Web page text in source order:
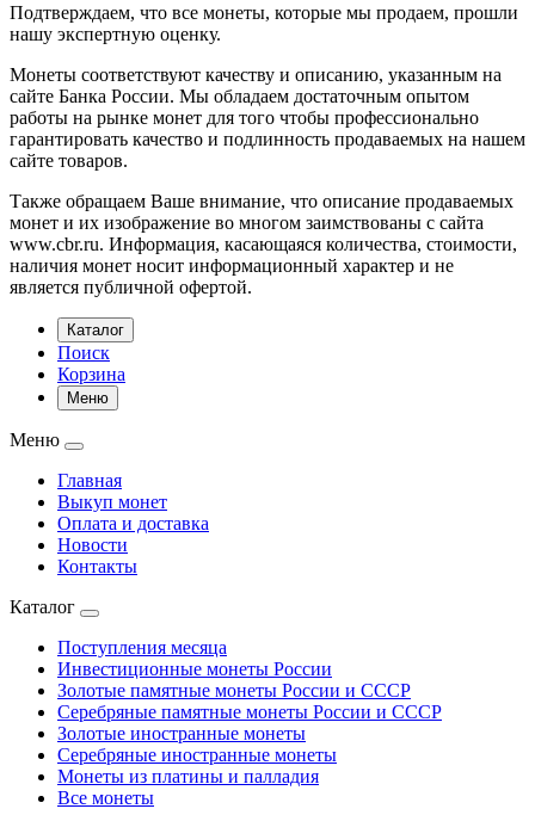
Подтверждаем, что все монеты, которые мы продаем, прошли
нашу экспертную оценку.
Монеты соответствуют качеству и описанию, указанным на
сайте Банка России. Мы обладаем достаточным опытом
работы на рынке монет для того чтобы профессионально
гарантировать качество и подлинность продаваемых на нашем
сайте товаров.
Также обращаем Ваше внимание, что описание продаваемых
монет и их изображение во многом заимствованы с сайта
www.cbr.ru. Информация, касающаяся количества, стоимости,
наличия монет носит информационный характер и не
является публичной офертой.
Каталог
Поиск
Корзина
Меню
Меню
Главная
Выкуп монет
Оплата и доставка
Новости
Контакты
Каталог
Поступления месяца
Инвестиционные монеты России
Золотые памятные монеты России и СССР
Серебряные памятные монеты России и СССР
Золотые иностранные монеты
Серебряные иностранные монеты
Монеты из платины и палладия
Все монеты